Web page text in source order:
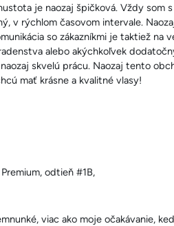
je naozaj špičková. Vždy som
v rýchlom časovom intervale.
so zákazníkmi je taktiež na
alebo akýchkoľvek
skvelú prácu. Naozaj tento
mať krásne a kvalitné vlasy!
odtieň #1B,
viac ako moje očakávanie,